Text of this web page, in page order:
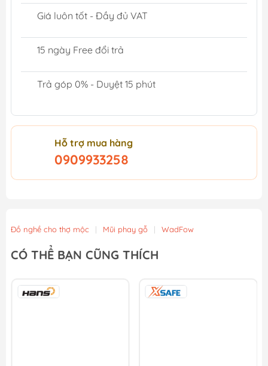
Giá luôn tốt - Đầy đủ VAT
15 ngày Free đổi trả
Trả góp 0% - Duyệt 15 phút
Hỗ trợ mua hàng
0909933258
Đồ nghề cho thợ mộc | Mũi phay gỗ | WadFow
CÓ THỂ BẠN CŨNG THÍCH